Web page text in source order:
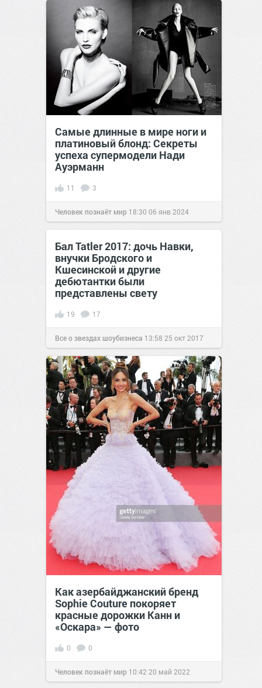
Самые длинные в мире ноги и
платиновый блонд: Секреты
успеха супермодели Нади
Ауэрманн
11 3
Человек познаёт мир 18:30 06 янв 2024
Бал Tatler 2017: дочь Навки,
внучки Бродского и
Кшесинской и другие
дебютантки были
представлены свету
19 17
Все о звездах шоубизнеса 13:58 25 окт 2017
Как азербайджанский бренд
Sophie Couture покоряет
красные дорожки Канн и
«Оскара» — фото
0 0
Человек познаёт мир 10:42 20 май 2022